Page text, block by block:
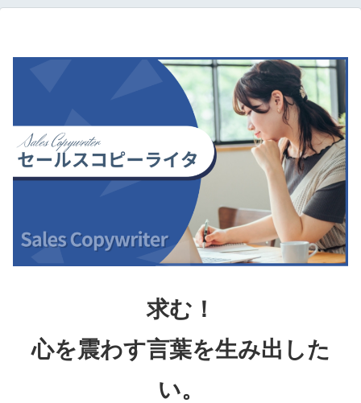
求む！
心を震わす言葉を生み出した
い。